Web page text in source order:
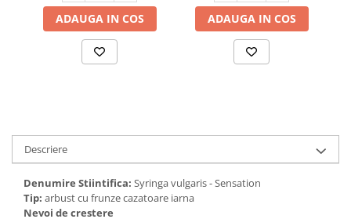
ADAUGA IN COS ADAUGA IN COS
Descriere
Denumire Stiintifica: Syringa vulgaris - Sensation
Tip: arbust cu frunze cazatoare iarna
Nevoi de crestere